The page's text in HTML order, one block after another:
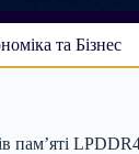
та Бізнес
пам’яті